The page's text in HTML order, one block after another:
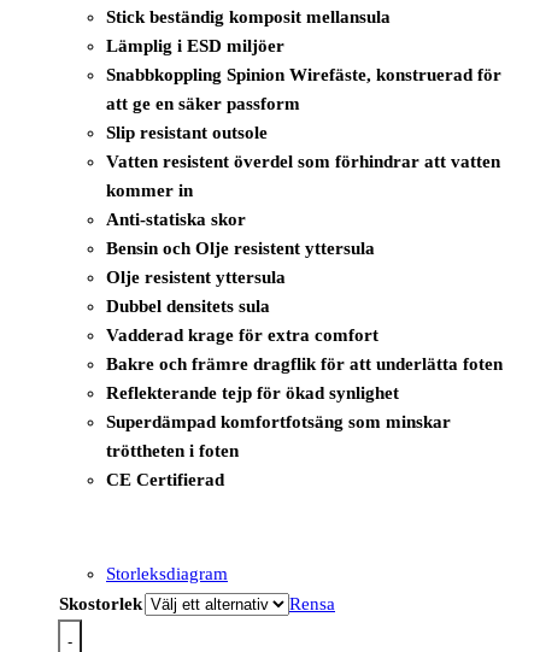
Stick beständig komposit mellansula
Lämplig i ESD miljöer
Snabbkoppling Spinion Wirefäste, konstruerad för
att ge en säker passform
Slip resistant outsole
Vatten resistent överdel som förhindrar att vatten
kommer in
Anti-statiska skor
Bensin och Olje resistent yttersula
Olje resistent yttersula
Dubbel densitets sula
Vadderad krage för extra comfort
Bakre och främre dragflik för att underlätta foten
Reflekterande tejp för ökad synlighet
Superdämpad komfortfotsäng som minskar
tröttheten i foten
CE Certifierad
Storleksdiagram
Skostorlek
Rensa
-